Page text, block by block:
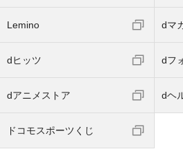
Lemino dマ
dヒッツ dフ
dアニメストア dヘ
ドコモスポーツくじ